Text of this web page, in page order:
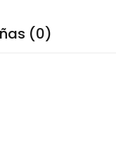
(0)